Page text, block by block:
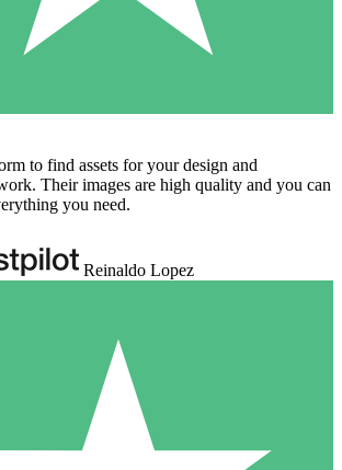
to find assets for your design and
Their images are high quality and you can
you need.
Reinaldo Lopez